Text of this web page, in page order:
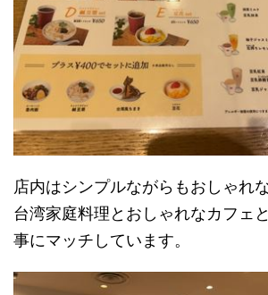
店内はシンプルながらもおしゃれ
台湾家庭料理とおしゃれなカフェ
事にマッチしています。